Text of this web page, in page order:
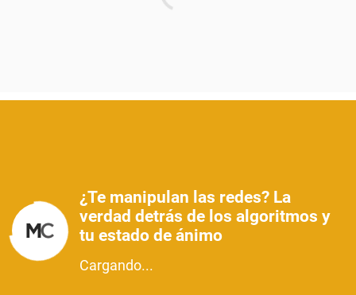
¿Te manipulan las redes? La
verdad detrás de los algoritmos y
tu estado de ánimo
Cargando...